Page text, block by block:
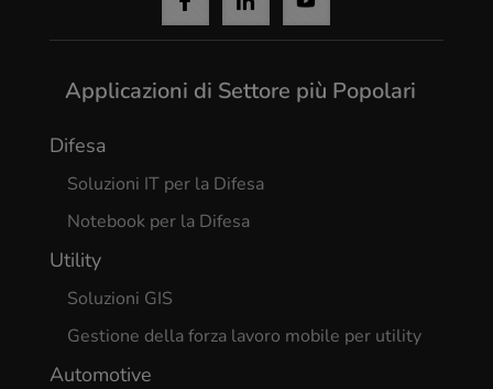
Applicazioni di Settore più Popolari
Difesa
Soluzioni IT per la Difesa
Notebook per la Difesa
Utility
Soluzioni GIS
Gestione della forza lavoro mobile per utility
Automotive